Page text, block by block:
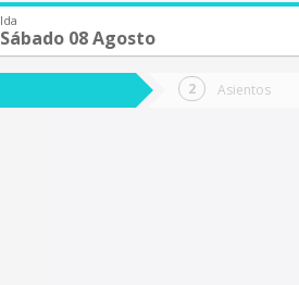
Ida
Sábado 08 Agosto
Asientos